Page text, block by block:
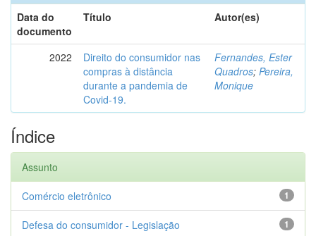
Data do
documento
Título Autor(es)
2022
Direito do consumidor nas
compras à distância
durante a pandemia de
Covid-19.
Fernandes, Ester
Quadros; Pereira,
Monique
Índice
Assunto
1
Comércio eletrônico
1
Defesa do consumidor - Legislação